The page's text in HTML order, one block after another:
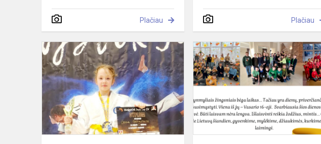
Plačiau Plačiau
Didžiuojamės